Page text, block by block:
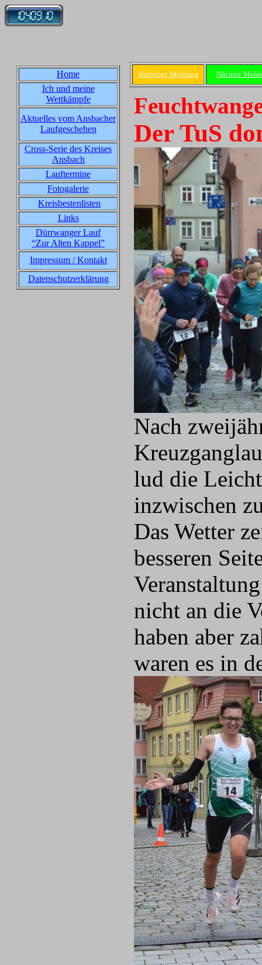
Home
Ich und meine
Wettkämpfe
Aktuelles vom Ansbacher
Laufgeschehen
Cross-Serie des Kreises
Ansbach
Lauftermine
Fotogalerie
Kreisbestenlisten
Links
Dürrwanger Lauf
“Zur Alten Kappel”
Impressum / Kontakt
Datenschutzerklärung
Vorherige Meldung Nächste
Der TuS
Nach
lud die
inzwischen
Das Wetter
besseren
nicht an die
haben aber
waren es in